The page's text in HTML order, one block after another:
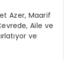
Azer, Maarif
Aile ve
ve